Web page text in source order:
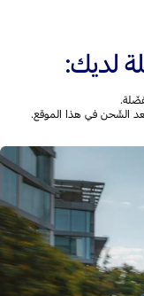
لديك: